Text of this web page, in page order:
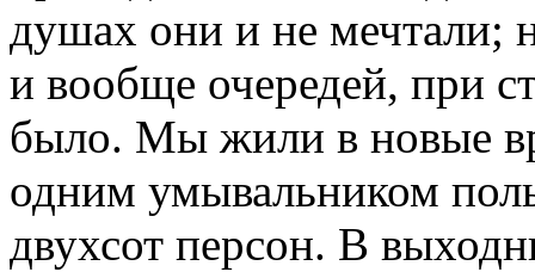
душах они и не мечтали;
и вообще очередей, при
было. Мы жили в новые
одним умывальником
двухсот персон. В